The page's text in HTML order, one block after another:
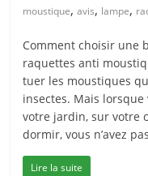
moustique,avis, lampe,
Comment choisir une
raquettes anti
tuer les moustiques
insectes. Mais
votre jardin, sur votre
dormir, vous n’avez
Lire la suite